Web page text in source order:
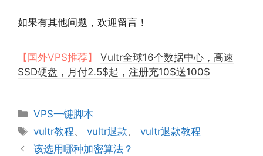
如果有其他问题，欢迎留言！
【国外VPS推荐】
Vultr全球16个数据中心，高速
SSD硬盘，月付2.5$起，注册充10$送100$
分
类
VPS一键脚本
标
签
vultr教程、vultr退款、vultr退款教程
该选用哪种加密算法？